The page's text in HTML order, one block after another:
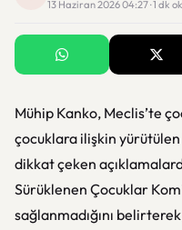
13 Haziran 2026 04:27 · 1 dk
Mühip Kanko, Meclis’te
çocuklara ilişkin
dikkat çeken
Sürüklenen Çocuklar
sağlanmadığını